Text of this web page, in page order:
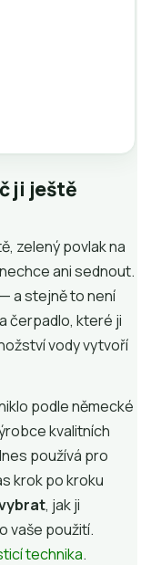
ji ještě
zelený povlak na
ani sednout.
a stejně to není
čerpadlo, které ji
vody vytvoří
podle německé
kvalitních
používá pro
krok po kroku
, jak ji
vaše použití.
technika.